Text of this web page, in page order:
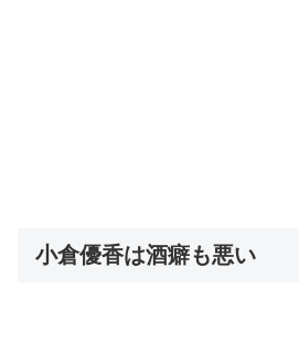
小倉優香は酒癖も悪い